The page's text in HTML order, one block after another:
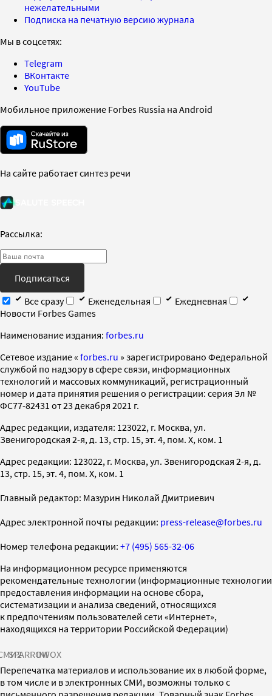
нежелательными
Подписка на печатную версию журнала
Мы в соцсетях:
Telegram
ВКонтакте
YouTube
Мобильное приложение Forbes Russia на Android
На сайте работает синтез речи
Рассылка:
Подписаться
Все сразу
Еженедельная
Ежедневная
Новости Forbes Games
Наименование издания: forbes.ru
Cетевое издание « forbes.ru » зарегистрировано Федеральной
службой по надзору в сфере связи, информационных
технологий и массовых коммуникаций, регистрационный
номер и дата принятия решения о регистрации: серия Эл №
ФС77-82431 от 23 декабря 2021 г.
Адрес редакции, издателя: 123022, г. Москва, ул.
Звенигородская 2-я, д. 13, стр. 15, эт. 4, пом. X, ком. 1
Адрес редакции: 123022, г. Москва, ул. Звенигородская 2-я, д.
13, стр. 15, эт. 4, пом. X, ком. 1
Главный редактор: Мазурин Николай Дмитриевич
Адрес электронной почты редакции: press-release@forbes.ru
Номер телефона редакции: +7 (495) 565-32-06
На информационном ресурсе применяются
рекомендательные технологии (информационные технологии
предоставления информации на основе сбора,
систематизации и анализа сведений, относящихся
к предпочтениям пользователей сети «Интернет»,
находящихся на территории Российской Федерации)
SPARROWINFOX
Перепечатка материалов и использование их в любой форме,
в том числе и в электронных СМИ, возможны только с